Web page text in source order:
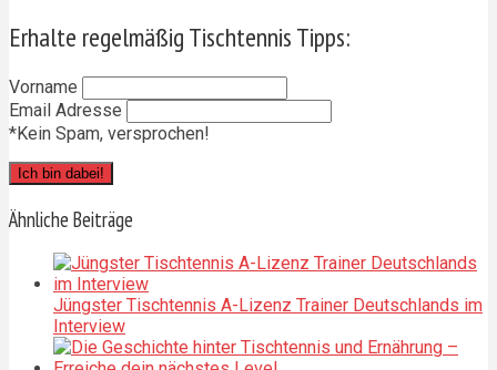
Erhalte regelmäßig Tischtennis Tipps:
Vorname
Email Adresse
*Kein Spam, versprochen!
Ähnliche Beiträge
Jüngster Tischtennis A-Lizenz Trainer Deutschlands im
Interview